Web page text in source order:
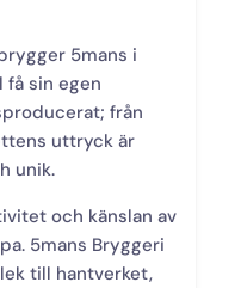
5mans i
få sin egen
från
uttryck är
unik.
och känslan av
5mans Bryggeri
till hantverket,